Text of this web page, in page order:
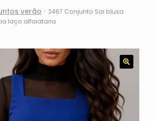
verão
2467 Conjunto Sai blusa
laço alfaiataria